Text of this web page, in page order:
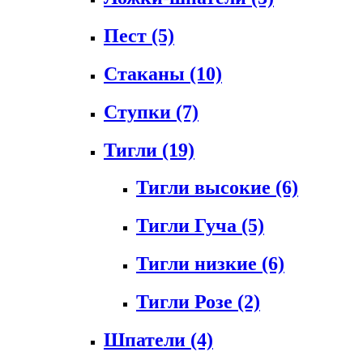
Пест (5)
Стаканы (10)
Ступки (7)
Тигли (19)
Тигли высокие (6)
Тигли Гуча (5)
Тигли низкие (6)
Тигли Розе (2)
Шпатели (4)